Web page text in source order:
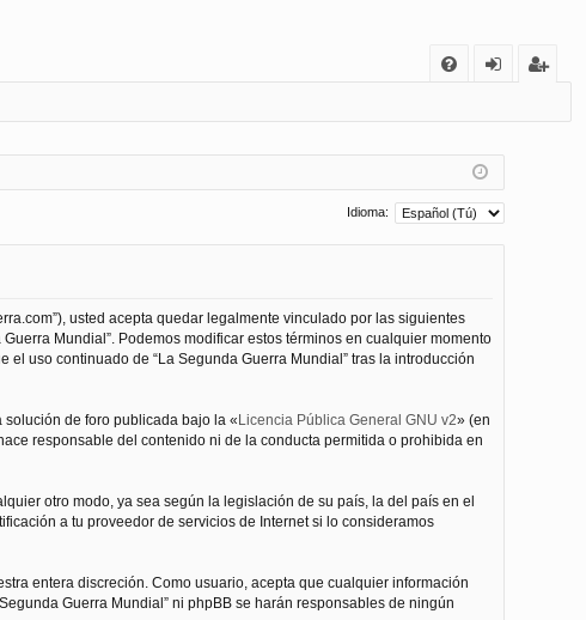
ca
rs
Idioma:
usted acepta quedar legalmente vinculado por las siguientes
Mundial”. Podemos modificar estos términos en cualquier momento
uso continuado de “La Segunda Guerra Mundial” tras la introducción
solución de foro publicada bajo la « Licencia Pública General GNU v2» (en
responsable del contenido ni de la conducta permitida o prohibida en
otro modo, ya sea según la legislación de su país, la del país en el
a tu proveedor de servicios de Internet si lo consideramos
entera discreción. Como usuario, acepta que cualquier información
Guerra Mundial” ni phpBB se harán responsables de ningún